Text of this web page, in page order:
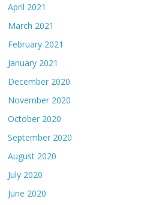
April 2021
March 2021
February 2021
January 2021
December 2020
November 2020
October 2020
September 2020
August 2020
July 2020
June 2020